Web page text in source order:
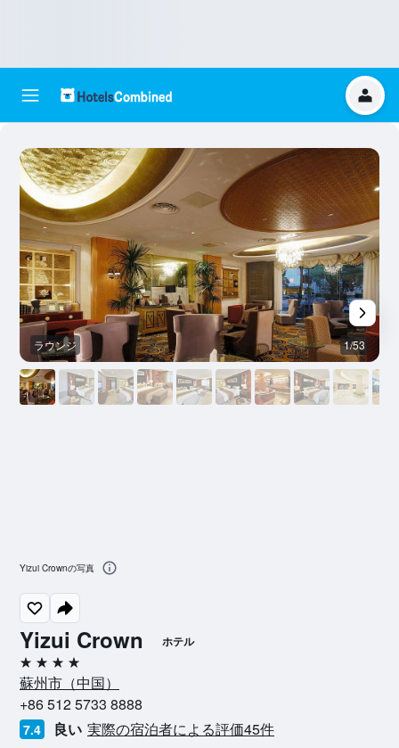
Yizui Crown ホテル
4つ星
蘇州市​（中国​）​
+86 512 5733 8888
7.4 良い 実際の宿泊者による評価45​件
ラウンジ 1/53
Yizui Crownの写真